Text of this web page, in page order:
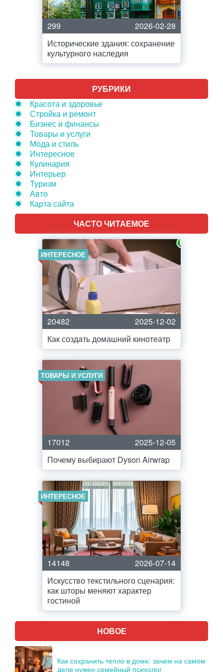
299
2026-02-28
Исторические здания: сохранение
культурного наследия
РУБРИКИ
Красота и здоровье
Стройка и ремонт
Бизнес и финансы
Товары и услуги
Мода и стиль
Интересное
Кулинария
Интерьер
Туризм
Авто
Карта сайта
ЧАСТО ЧИТАЕМОЕ
ИНТЕРЕСНОЕ
20482
2025-12-02
Как создать домашний кинотеатр
ТОВАРЫ И УСЛУГИ
17012
2025-12-05
Почему выбирают Dyson Airwrap
ИНТЕРЕСНОЕ
14148
2026-07-14
Искусство текстильного сценария:
как шторы меняют характер
гостиной
НОВОЕ
Как сохранить тепло в доме: зачем на самом
деле нужен семейный психолог